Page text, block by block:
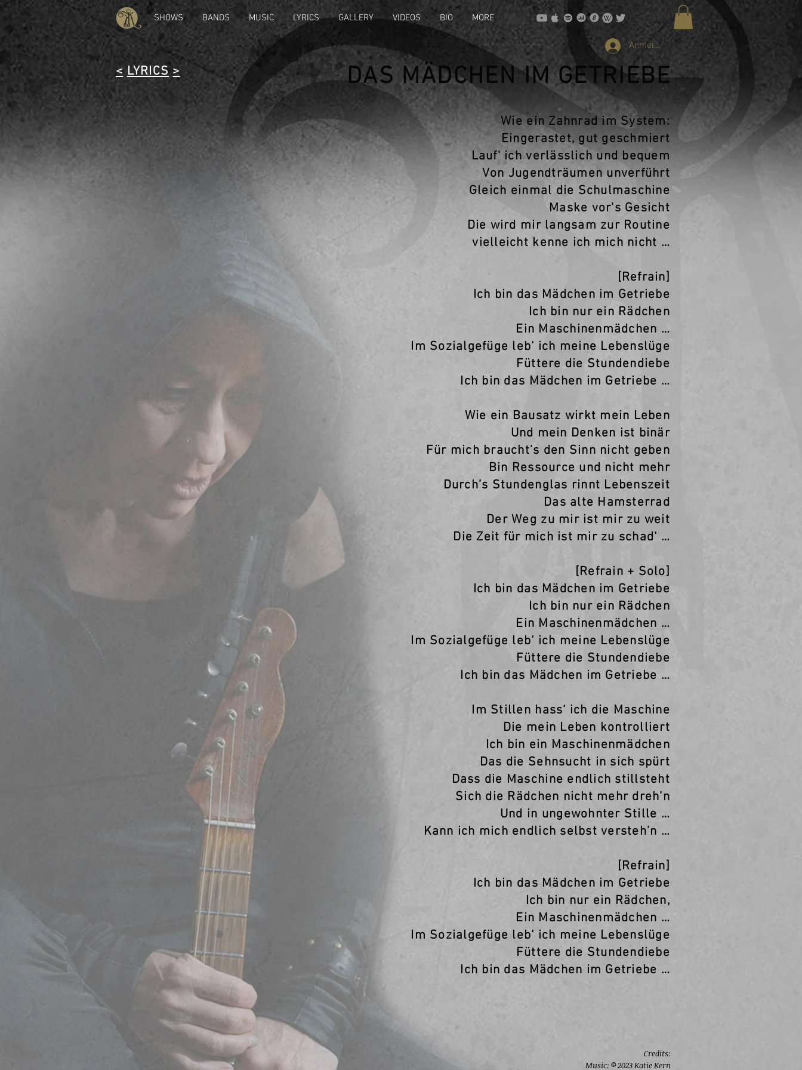
SHOWS BANDS MUSIC LYRICS GALLERY VIDEOS BIO MORE
Anmelden
< LYRICS > DAS MÄDCHEN IM GETRIEBE
Wie ein Zahnrad im System:
Eingerastet, gut geschmiert
Lauf' ich verlässlich und bequem
Von Jugendträumen unverführt
Gleich einmal die Schulmaschine
Maske vor's Gesicht
Die wird mir langsam zur Routine
vielleicht kenne ich mich nicht …
[Refrain]
Ich bin das Mädchen im Getriebe
Ich bin nur ein Rädchen
Ein Maschinenmädchen …
Im Sozialgefüge leb‘ ich meine Lebenslüge
Füttere die Stundendiebe
Ich bin das Mädchen im Getriebe …
Wie ein Bausatz wirkt mein Leben
Und mein Denken ist binär
Für mich braucht’s den Sinn nicht geben
Bin Ressource und nicht mehr
Durch’s Stundenglas rinnt Lebenszeit
Das alte Hamsterrad
Der Weg zu mir ist mir zu weit
Die Zeit für mich ist mir zu schad‘ …
[Refrain + Solo]
Ich bin das Mädchen im Getriebe
Ich bin nur ein Rädchen
Ein Maschinenmädchen …
Im Sozialgefüge leb‘ ich meine Lebenslüge
Füttere die Stundendiebe
Ich bin das Mädchen im Getriebe …
Im Stillen hass‘ ich die Maschine
Die mein Leben kontrolliert
Ich bin ein Maschinenmädchen
Das die Sehnsucht in sich spürt
Dass die Maschine endlich stillsteht
Sich die Rädchen nicht mehr dreh’n
Und in ungewohnter Stille …
Kann ich mich endlich selbst versteh’n …
[Refrain]
Ich bin das Mädchen im Getriebe
Ich bin nur ein Rädchen,
Ein Maschinenmädchen …
Im Sozialgefüge leb‘ ich meine Lebenslüge
Füttere die Stundendiebe
Ich bin das Mädchen im Getriebe …
Credits:
Music: © 2023 Katie Kern